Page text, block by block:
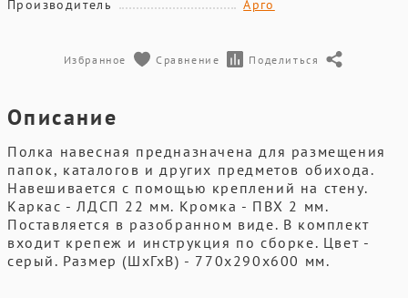
Производитель
Арго
Избранное Сравнение Поделиться
Описание
Полка навесная предназначена для размещения
папок, каталогов и других предметов обихода.
Навешивается с помощью креплений на стену.
Каркас - ЛДСП 22 мм. Кромка - ПВХ 2 мм.
Поставляется в разобранном виде. В комплект
входит крепеж и инструкция по сборке. Цвет -
серый. Размер (ШхГхВ) - 770х290х600 мм.